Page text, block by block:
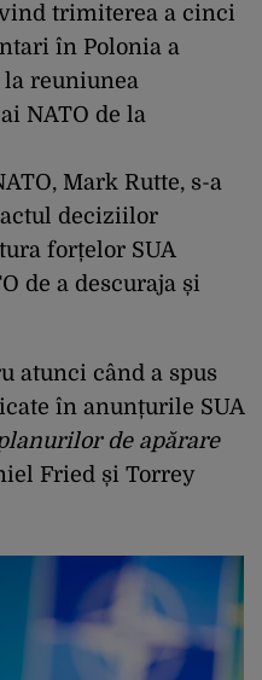
trimiterea a cinci
în Polonia a
reuniunea
NATO de la
Mark Rutte, s-a
deciziilor
forțelor SUA
de a descuraja și
atunci când a spus
în anunțurile SUA
de apărare
Fried și Torrey